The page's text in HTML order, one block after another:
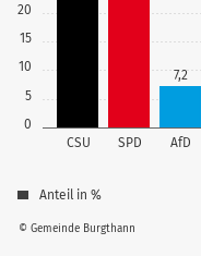
0
5
10
15
20
CSU SPD AfD
7,2
© Gemeinde Burgthann
Anteil in %